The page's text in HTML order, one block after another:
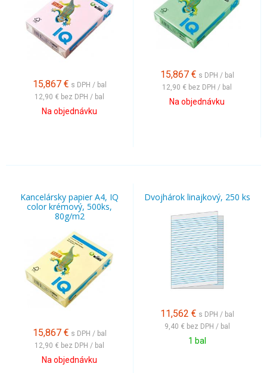
15,867 € s DPH / bal
12,90 € bez DPH / bal
Na objednávku
15,867 € s DPH / bal
12,90 € bez DPH / bal
Na objednávku
Kancelársky papier A4, IQ
color krémový, 500ks,
80g/m2
15,867 € s DPH / bal
12,90 € bez DPH / bal
Na objednávku
Dvojhárok linajkový, 250 ks
11,562 € s DPH / bal
9,40 € bez DPH / bal
1 bal